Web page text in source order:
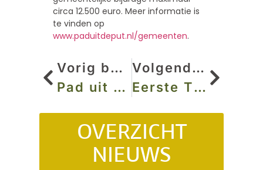
circa 12.500 euro. Meer informatie is
te vinden op
www.paduitdeput.nl/gemeenten.
Vorig bericht
Pad uit de Put bij Vroege Vogels en Omroep Gelderland
Volgend bericht
Eerste Tiny Poel aangelegd bij basisschool in Soest
OVERZICHT
NIEUWS